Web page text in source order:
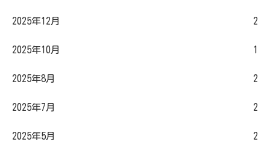
2025年12月 2
2025年10月 1
2025年8月 2
2025年7月 2
2025年5月 2